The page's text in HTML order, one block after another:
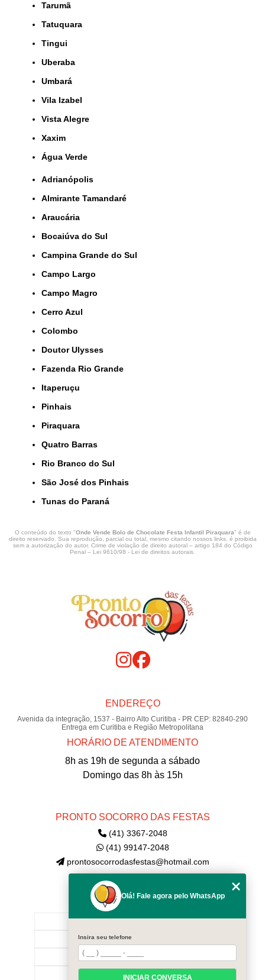
Tarumã
Tatuquara
Tingui
Uberaba
Umbará
Vila Izabel
Vista Alegre
Xaxim
Água Verde
Adrianópolis
Almirante Tamandaré
Araucária
Bocaiúva do Sul
Campina Grande do Sul
Campo Largo
Campo Magro
Cerro Azul
Colombo
Doutor Ulysses
Fazenda Rio Grande
Itaperuçu
Pinhais
Piraquara
Quatro Barras
Rio Branco do Sul
São José dos Pinhais
Tunas do Paraná
O conteúdo do texto "Onde Vende Bolo de Chocolate Festa Infantil Piraquara" é de
direito reservado. Sua reprodução, parcial ou total, mesmo citando nossos links, é proibida
sem a autorização do autor. Crime de violação de direito autoral – artigo 184 do Código
Penal – Lei 9610/98 - Lei de direitos autorais
ENDEREÇO
Avenida da integração, 1537 - Bairro Alto Curitiba - PR CEP: 82840-290
Entrega em Curitiba e Região Metropolitana
HORÁRIO DE ATENDIMENTO
8h as 19h de segunda a sábado
Domingo das 8h às 15h
PRONTO SOCORRO DAS FESTAS
(41) 3367-2048
(41) 99147-2048
prontosocorrodasfestas@hotmail.com
MENU
INÍCIO
EMPRESA
CONTATE-NOS!
CATEGORIAS
Olá! Fale agora pelo WhatsApp
Insira seu telefone
INICIAR CONVERSA